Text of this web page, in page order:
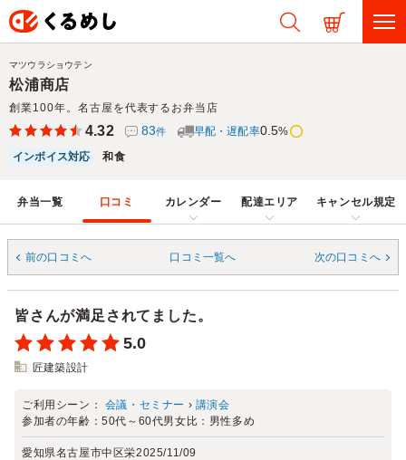
松浦商店
創業100年。名古屋を代表するお弁当店
マツウラショウテン
4.32 83件 早配・遅配率0.5%
インボイス対応
和食
弁当一覧 口コミ カレンダー 配達エリア キャンセル規定
前の口コミへ 口コミ一覧へ 次の口コミへ
皆さんが満足されてました。
5.0
匠建築設計
ご利用シーン： 会議・セミナー › 講演会
参加者の年齢：50代～60代男女比： 男性多め
愛知県名古屋市中区栄2025/11/09